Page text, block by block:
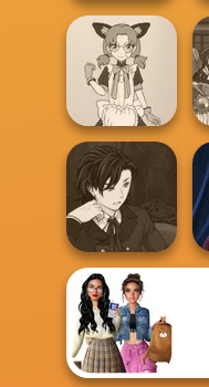
Sun Dress
Tokyo Mew Mew
Creator
Manga Creator
Vampire Hunter
P...